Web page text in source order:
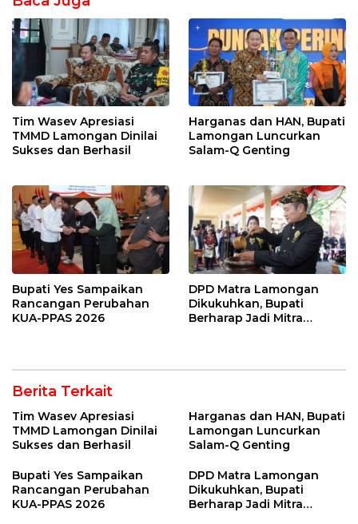
Tim Wasev Apresiasi
TMMD Lamongan Dinilai
Sukses dan Berhasil
Harganas dan HAN, Bupati
Lamongan Luncurkan
Salam-Q Genting
Bupati Yes Sampaikan
Rancangan Perubahan
KUA-PPAS 2026
DPD Matra Lamongan
Dikukuhkan, Bupati
Berharap Jadi Mitra
Berita Terkait
Tim Wasev Apresiasi
TMMD Lamongan Dinilai
Sukses dan Berhasil
Harganas dan HAN, Bupati
Lamongan Luncurkan
Salam-Q Genting
Bupati Yes Sampaikan
Rancangan Perubahan
KUA-PPAS 2026
DPD Matra Lamongan
Dikukuhkan, Bupati
Berharap Jadi Mitra